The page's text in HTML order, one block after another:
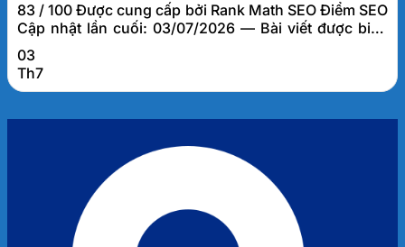
83 / 100 Được cung cấp bởi Rank Math SEO Điểm SEO
Cập nhật lần cuối: 03/07/2026 — Bài viết được biên
soạn bởi đội ngũ tư vấn thuế FATO, dựa trên kinh
nghiệm thực tế hỗ trợ hơn 1.000 doanh nghiệp tại Đà
Nẵng và khu vực miền Trung. Miễn thuế TNDN 3 năm
03
Th7